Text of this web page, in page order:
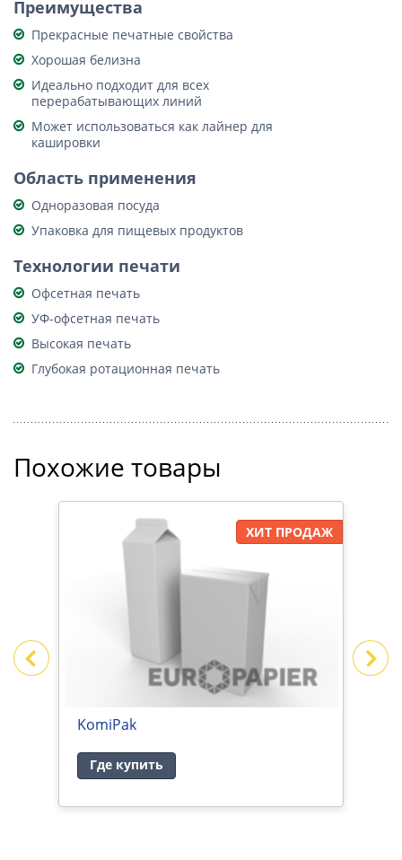
Преимущества
Прекрасные печатные свойства
Хорошая белизна
Идеально подходит для всех
перерабатывающих линий
Может использоваться как лайнер для
кашировки
Область применения
Одноразовая посуда
Упаковка для пищевых продуктов
Технологии печати
Офсетная печать
УФ-офсетная печать
Высокая печать
Глубокая ротационная печать
Похожие товары
ХИТ ПРОДАЖ
KomiPak
Где купить